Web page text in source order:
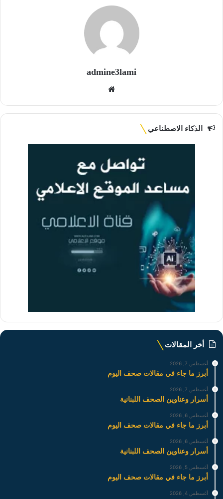
admine3lami
الذكاء الاصطناعي
أخر المقالات
أغسطس 7, 2026
أبرز ما جاء في مقالات صحف اليوم
أغسطس 7, 2026
أسرار وعناوين الصحف اللبنانية
أغسطس 6, 2026
أبرز ما جاء في مقالات صحف اليوم
أغسطس 6, 2026
أسرار وعناوين الصحف اللبنانية
أغسطس 5, 2026
أبرز ما جاء في مقالات صحف اليوم
أغسطس 4, 2026